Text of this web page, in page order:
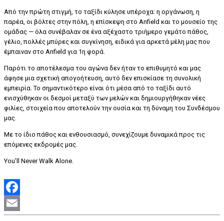
Από την πρώτη στιγμή, το ταξίδι κύλησε υπέροχα: η οργάνωση, η
παρέα, οι βόλτες στην πόλη, η επίσκεψη στο Anfield και το μουσείο της
ομάδας — όλα συνέβαλαν σε ένα αξέχαστο τριήμερο γεμάτο πάθος,
γέλιο, πολλές μπύρες και συγκίνηση, ειδικά για αρκετά μέλη μας που
έμπαιναν στο Anfield για 1η φορά.
Παρότι το αποτέλεσμα του αγώνα δεν ήταν το επιθυμητό και μας
άφησε μια σχετική απογοήτευση, αυτό δεν επισκίασε τη συνολική
εμπειρία. Το σημαντικότερο είναι ότι μέσα από το ταξίδι αυτό
ενισχύθηκαν οι δεσμοί μεταξύ των μελών και δημιουργήθηκαν νέες
φιλίες, στοιχεία που αποτελούν την ουσία και τη δύναμη του Συνδέσμου
μας.
Με το ίδιο πάθος και ενθουσιασμό, συνεχίζουμε δυναμικά προς τις
επόμενες εκδρομές μας.
You’ll Never Walk Alone.
Facebook